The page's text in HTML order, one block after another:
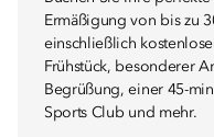
Ermäßigung von bis zu
einschließlich
Frühstück, besonderer
Begrüßung, einer 45-
Sports Club und mehr.